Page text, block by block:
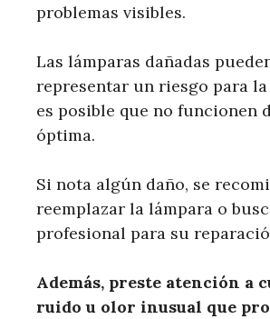
problemas visibles.
Las lámparas dañadas
representar un riesgo para
es posible que no funcionen
óptima.
Si nota algún daño, se
reemplazar la lámpara o
profesional para su
Además, preste atención a
ruido u olor inusual que